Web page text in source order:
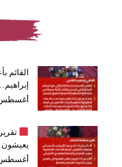
القائم
أغسطس 5,
أغسطس 5,